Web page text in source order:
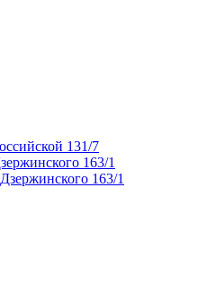
131/7
163/1
163/1